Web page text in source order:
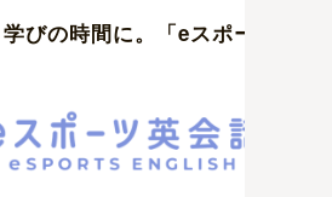
びの時間に。「eスポーツ英